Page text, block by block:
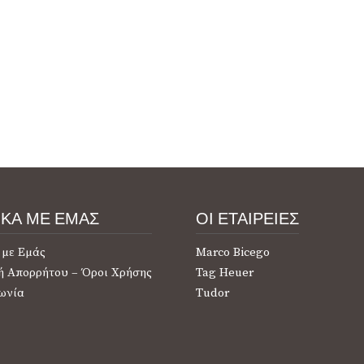
ΜΕ ΕΜΑΣ
με Εμάς
Απορρήτου – Όροι Χρήσης
ΟΙ ΕΤΑΙΡΕΙΕΣ
Marco Bicego
Tag Heuer
Tudor